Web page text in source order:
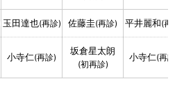
玉田達也(再診) 佐藤圭(再診) 平井麗和(再
小寺仁(再診)
坂倉星太朗
(初再診)
小寺仁(再